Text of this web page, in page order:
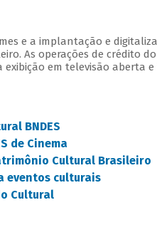
e a implantação e
As operações de crédito
exibição em televisão aberta e
BNDES
de Cinema
Cultural Brasileiro
eventos culturais
Cultural